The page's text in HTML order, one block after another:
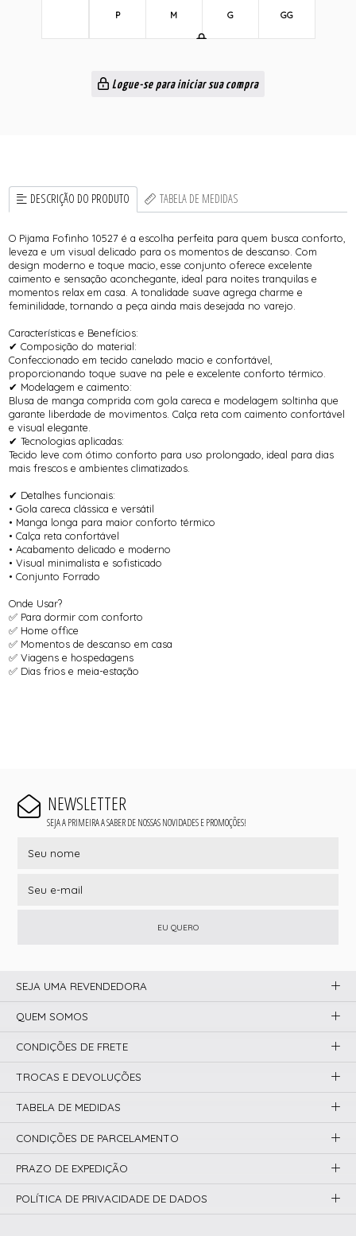
P M G GG
Logue-se para iniciar sua compra
DESCRIÇÃO DO PRODUTO TABELA DE MEDIDAS
O Pijama Fofinho 10527 é a escolha perfeita para quem busca conforto,
leveza e um visual delicado para os momentos de descanso. Com
design moderno e toque macio, esse conjunto oferece excelente
caimento e sensação aconchegante, ideal para noites tranquilas e
momentos relax em casa. A tonalidade suave agrega charme e
feminilidade, tornando a peça ainda mais desejada no varejo.
Características e Benefícios:
✔ Composição do material:
Confeccionado em tecido canelado macio e confortável,
proporcionando toque suave na pele e excelente conforto térmico.
✔ Modelagem e caimento:
Blusa de manga comprida com gola careca e modelagem soltinha que
garante liberdade de movimentos. Calça reta com caimento confortável
e visual elegante.
✔ Tecnologias aplicadas:
Tecido leve com ótimo conforto para uso prolongado, ideal para dias
mais frescos e ambientes climatizados.
✔ Detalhes funcionais:
• Gola careca clássica e versátil
• Manga longa para maior conforto térmico
• Calça reta confortável
• Acabamento delicado e moderno
• Visual minimalista e sofisticado
• Conjunto Forrado
Onde Usar?
✅ Para dormir com conforto
✅ Home office
✅ Momentos de descanso em casa
✅ Viagens e hospedagens
✅ Dias frios e meia-estação
NEWSLETTER
SEJA A PRIMEIRA A SABER DE NOSSAS NOVIDADES E PROMOÇÕES!
EU QUERO
SEJA UMA REVENDEDORA
QUEM SOMOS
CONDIÇÕES DE FRETE
TROCAS E DEVOLUÇÕES
TABELA DE MEDIDAS
CONDIÇÕES DE PARCELAMENTO
PRAZO DE EXPEDIÇÃO
POLÍTICA DE PRIVACIDADE DE DADOS